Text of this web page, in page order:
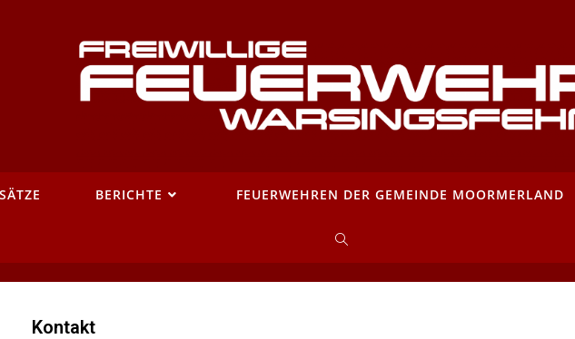
BERICHTE FEUERWEHREN DER GEMEINDE MOORMERLAND
Kontakt